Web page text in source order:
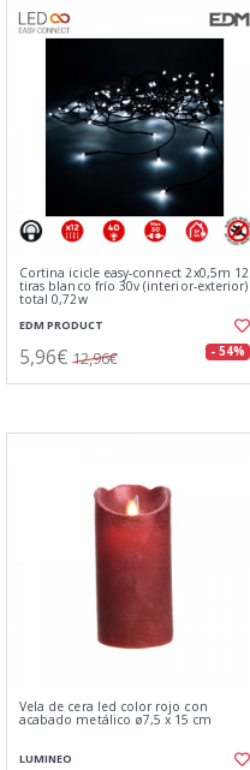
Cortina icicle easy-connect 2x0,5m 12
tiras blanco frío 30v (interior-exterior)
total 0,72w
EDM PRODUCT
5,96€ 12,96€ - 54%
Vela de cera led color rojo con
acabado metálico ø7,5 x 15 cm
LUMINEO